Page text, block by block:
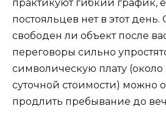
практикуют гибкий график,
постояльцев нет в этот день.
свободен ли объект после
переговоры сильно
символическую плату (около
суточной стоимости) можно
продлить пребывание до